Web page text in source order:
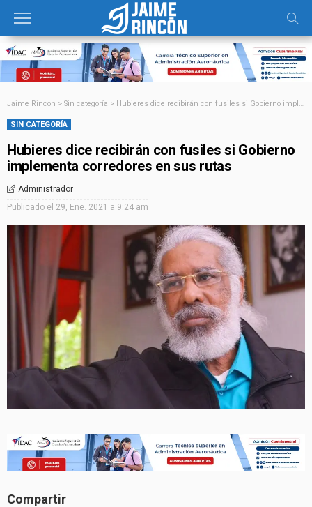
Jaime Rincon > Sin categoría > Hubieres dice recibirán con fusiles si Gobierno implementa corredores en sus rutas
SIN CATEGORÍA
Hubieres dice recibirán con fusiles si Gobierno
implementa corredores en sus rutas
Administrador
Publicado el 29, Ene. 2021 a 9:24 am
Compartir